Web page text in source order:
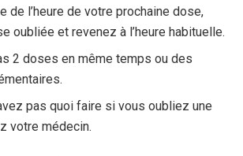
de l’heure de votre prochaine dose,
oubliée et revenez à l’heure habituelle.
2 doses en même temps ou des
pas quoi faire si vous oubliez une
votre médecin.